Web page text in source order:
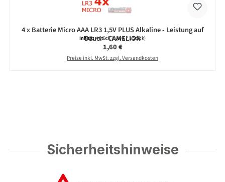
4 x Batterie Micro AAA LR3 1,5V PLUS Alkaline - Leistung auf
Dauer - CAMELION
Inhalt:4 Stück(0,40 € / 1 Stück)
Regulärer Preis:
1,60 €
Preise inkl. MwSt. zzgl. Versandkosten
Sicherheitshinweise